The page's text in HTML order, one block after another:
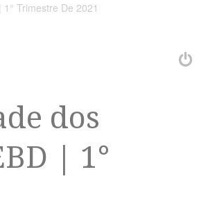
Trimestre De 2021
dos
| 1°